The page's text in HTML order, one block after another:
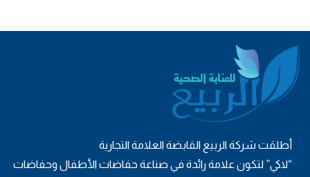
أطلقت شركة الربيع القابضة العلامة التجارية
“لاكي” لتكون علامة رائدة في صناعة حفاضات الأطفال وحفاضات